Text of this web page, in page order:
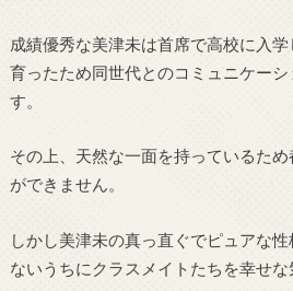
成績優秀な美津未は首席で高校に入
育ったため同世代とのコミュニケー
す。
その上、天然な一面を持っているた
ができません。
しかし美津未の真っ直ぐでピュアな
ないうちにクラスメイトたちを幸せな